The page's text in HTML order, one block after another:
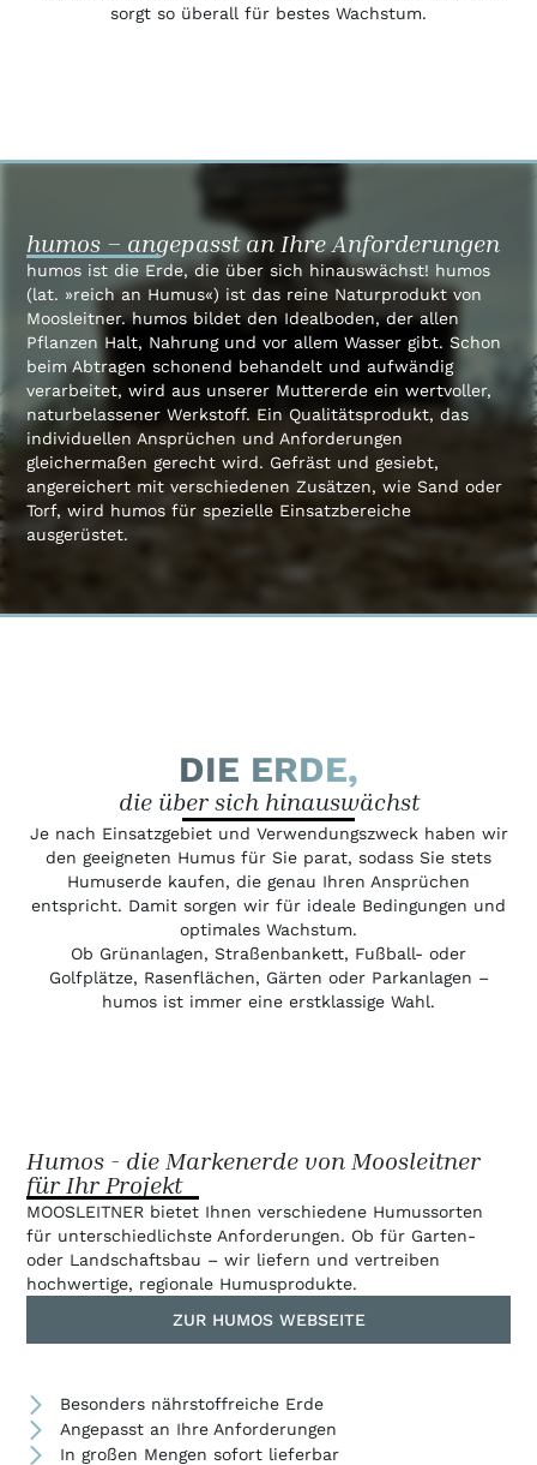
sorgt so überall für bestes Wachstum.
humos – angepasst an Ihre Anforderungen
humos ist die Erde, die über sich hinauswächst! humos
(lat. »reich an Humus«) ist das reine Naturprodukt von
Moosleitner. humos bildet den Idealboden, der allen
Pflanzen Halt, Nahrung und vor allem Wasser gibt. Schon
beim Abtragen schonend behandelt und aufwändig
verarbeitet, wird aus unserer Muttererde ein wertvoller,
naturbelassener Werkstoff. Ein Qualitätsprodukt, das
individuellen Ansprüchen und Anforderungen
gleichermaßen gerecht wird. Gefräst und gesiebt,
angereichert mit verschiedenen Zusätzen, wie Sand oder
Torf, wird humos für spezielle Einsatzbereiche
ausgerüstet.
DIE ERDE,
die über sich hinauswächst
Je nach Einsatzgebiet und Verwendungszweck haben wir
den geeigneten Humus für Sie parat, sodass Sie stets
Humuserde kaufen, die genau Ihren Ansprüchen
entspricht. Damit sorgen wir für ideale Bedingungen und
optimales Wachstum.
Ob Grünanlagen, Straßenbankett, Fußball- oder
Golfplätze, Rasenflächen, Gärten oder Parkanlagen –
humos ist immer eine erstklassige Wahl.
Humos - die Markenerde von Moosleitner
für Ihr Projekt
MOOSLEITNER bietet Ihnen verschiedene Humussorten
für unterschiedlichste Anforderungen. Ob für Garten-
oder Landschaftsbau – wir liefern und vertreiben
hochwertige, regionale Humusprodukte.
ZUR HUMOS WEBSEITE
Besonders nährstoffreiche Erde
Angepasst an Ihre Anforderungen
In großen Mengen sofort lieferbar